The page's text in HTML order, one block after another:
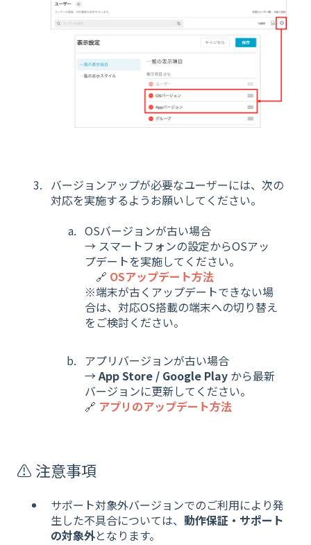
バージョンアップが必要なユーザーには、次の
対応を実施するようお願いしてください。
OSバージョンが古い場合
→ スマートフォンの設定からOSアッ
プデートを実施してください。
🔗 OSアップデート方法
※端末が古くアップデートできない場
合は、対応OS搭載の端末への切り替え
をご検討ください。
アプリバージョンが古い場合
→App Store / Google Play から最新
バージョンに更新してください。
🔗 アプリのアップデート方法
⚠️ 注意事項
サポート対象外バージョンでのご利用により発
生した不具合については、 動作保証・サポート
の対象外となります。